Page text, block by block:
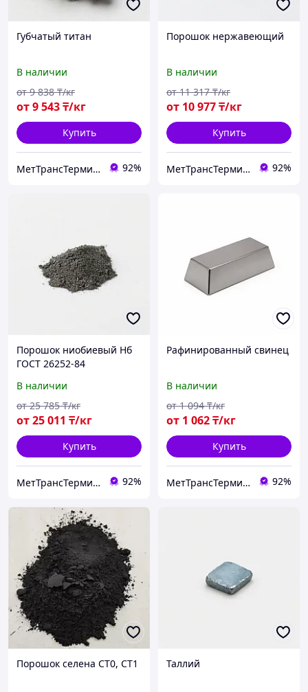
Губчатый титан
В наличии
от9 543₸/кг
от 9 838 ₸/кг
Купить
МетТрансТерминал 92%
Порошок нержавеющий
В наличии
от 10 977₸/кг
от 11 317 ₸/кг
Купить
МетТрансТерминал 92%
Порошок ниобиевый Нб
ГОСТ 26252-84
В наличии
от25 011 ₸/кг
от 25 785 ₸/кг
Купить
МетТрансТерминал 92%
Рафинированный свинец
В наличии
от 1 062₸/кг
от 1 094 ₸/кг
Купить
МетТрансТерминал 92%
Порошок селена СТ0, СТ1 Таллий